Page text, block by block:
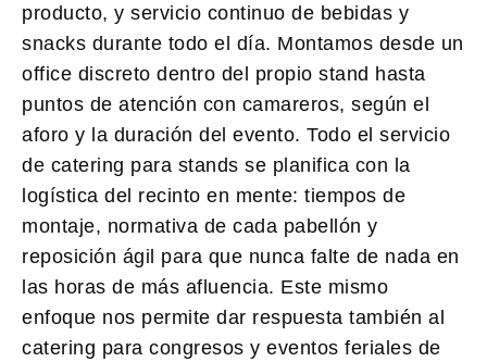
producto, y servicio continuo de bebidas y
snacks durante todo el día. Montamos desde un
office discreto dentro del propio stand hasta
puntos de atención con camareros, según el
aforo y la duración del evento. Todo el servicio
de catering para stands se planifica con la
logística del recinto en mente: tiempos de
montaje, normativa de cada pabellón y
reposición ágil para que nunca falte de nada en
las horas de más afluencia. Este mismo
enfoque nos permite dar respuesta también al
catering para congresos y eventos feriales de